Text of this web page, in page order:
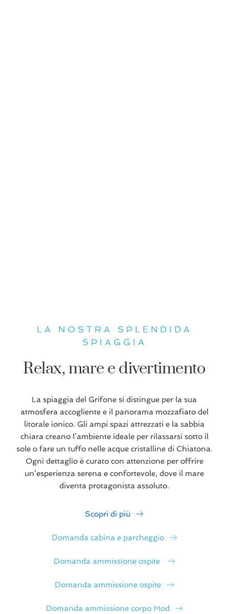
LA NOSTRA SPLENDIDA
SPIAGGIA
Relax, mare e divertimento
La spiaggia del Grifone si distingue per la sua
atmosfera accogliente e il panorama mozzafiato del
litorale ionico. Gli ampi spazi attrezzati e la sabbia
chiara creano l’ambiente ideale per rilassarsi sotto il
sole o fare un tuffo nelle acque cristalline di Chiatona.
Ogni dettaglio è curato con attenzione per offrire
un’esperienza serena e confortevole, dove il mare
diventa protagonista assoluto.
Scopri di più
Domanda cabina e parcheggio
Domanda ammissione ospite
Domanda ammissione ospite
Domanda ammissione corpo Mod